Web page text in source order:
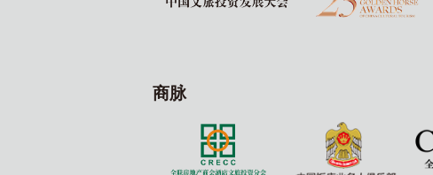
商脉